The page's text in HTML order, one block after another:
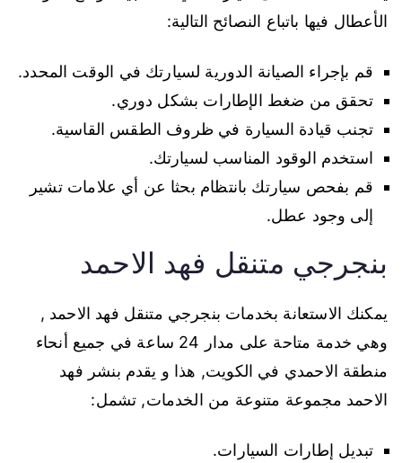
الأعطال فيها باتباع النصائح التالية:
قم بإجراء الصيانة الدورية لسيارتك في الوقت المحدد.
تحقق من ضغط الإطارات بشكل دوري.
تجنب قيادة السيارة في ظروف الطقس القاسية.
استخدم الوقود المناسب لسيارتك.
قم بفحص سيارتك بانتظام بحثا عن أي علامات تشير
إلى وجود عطل.
بنجرجي متنقل فهد الاحمد
يمكنك الاستعانة بخدمات بنجرجي متنقل فهد الاحمد ,
وهي خدمة متاحة على مدار 24 ساعة في جميع أنحاء
منطقة الاحمدي في الكويت, هذا و يقدم بنشر فهد
الاحمد مجموعة متنوعة من الخدمات, تشمل:
تبديل إطارات السيارات.